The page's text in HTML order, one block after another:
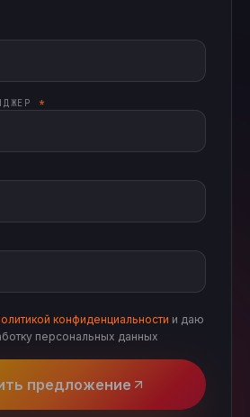
*
конфиденциальности и даю
персональных данных
предложение